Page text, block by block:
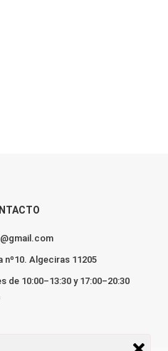
nº10. Algeciras 11205
de 10:00–13:30 y 17:00–20:30